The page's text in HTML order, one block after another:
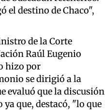
el destino de Chaco",
de la Corte
Raúl Eugenio
hizo por
se dirigió a la
evaluó que la discusión
que, destacó, "lo que